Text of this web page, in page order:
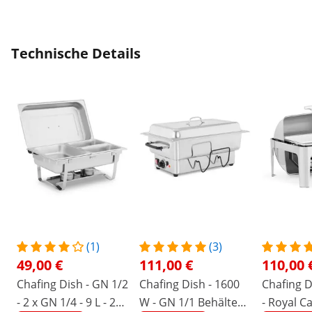
Technische Details
(1)
49,00 €
Chafing Dish - GN 1/2
- 2 x GN 1/4 - 9 L - 2
(3)
111,00 €
Chafing Dish - 1600
W - GN 1/1 Behälter -
110,00
Chafing
- Royal